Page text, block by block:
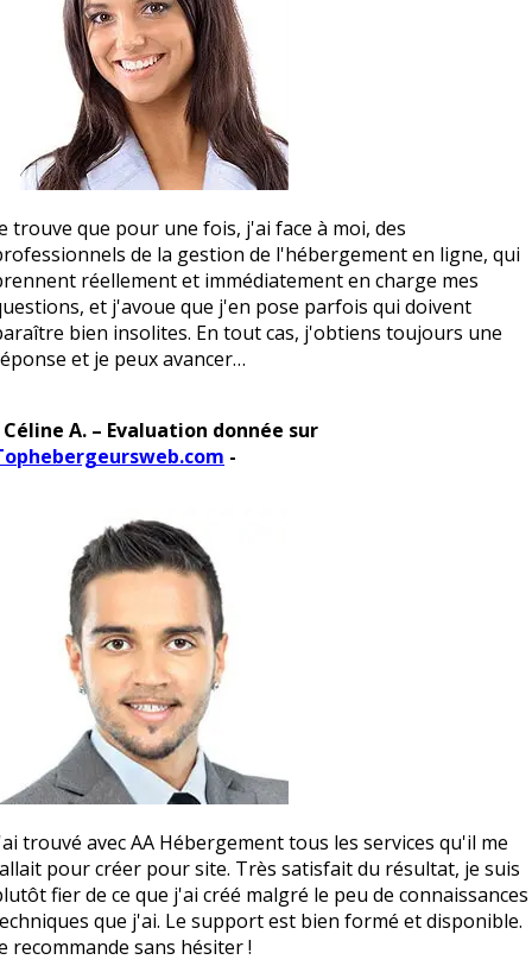
trouve que pour une fois, j'ai face à moi, des
de la gestion de l'hébergement en ligne, qui
réellement et immédiatement en charge mes
et j'avoue que j'en pose parfois qui doivent
bien insolites. En tout cas, j'obtiens toujours une
et je peux avancer…
Céline A. – Evaluation donnée sur
-
trouvé avec AA Hébergement tous les services qu'il me
pour créer pour site. Très satisfait du résultat, je suis
fier de ce que j'ai créé malgré le peu de connaissances
que j'ai. Le support est bien formé et disponible.
recommande sans hésiter !